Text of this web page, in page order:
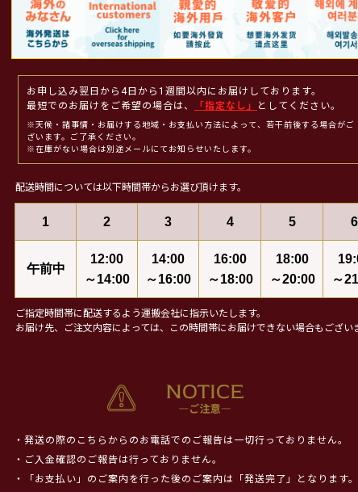
お申し込み翌日から4日から1週間以内にお届けしております。
最短でのお届けをご希望の場合は、
「指定なし」 としてください。
※天候・諸事情・お届けする地域・お支払い方法によって、若干前後する場合がご
ざいます。ご了承ください。
※在庫がない場合は別途メールにてお知らせいたします。
配送時間については以下時間帯からお選び頂けます。
1 2 3 4 5 6
午前中
12:00
～14:00
14:00
～16:00
16:00
～18:00
18:00
～20:00
～
ご指定時間帯に配送するよう運搬会社に指示いたします。
お届け先、ご注文内容によっては、この時間帯にお届けできない場合もござい
・発送の際のこちらからのお電話でのご報告は一切行っておりません。
・ご入金確認のご報告は行っておりません。
・「お支払い」のご案内を行った後のご案内は「発送完了」となります。